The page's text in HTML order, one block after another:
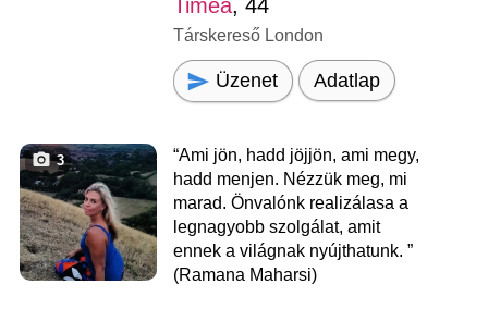
Timea, 44
Társkereső London
Üzenet Adatlap
3
“Ami jön, hadd jöjjön, ami megy,
hadd menjen. Nézzük meg, mi
marad. Önvalónk realizálasa a
legnagyobb szolgálat, amit
ennek a világnak nyújthatunk. ”
(Ramana Maharsi)